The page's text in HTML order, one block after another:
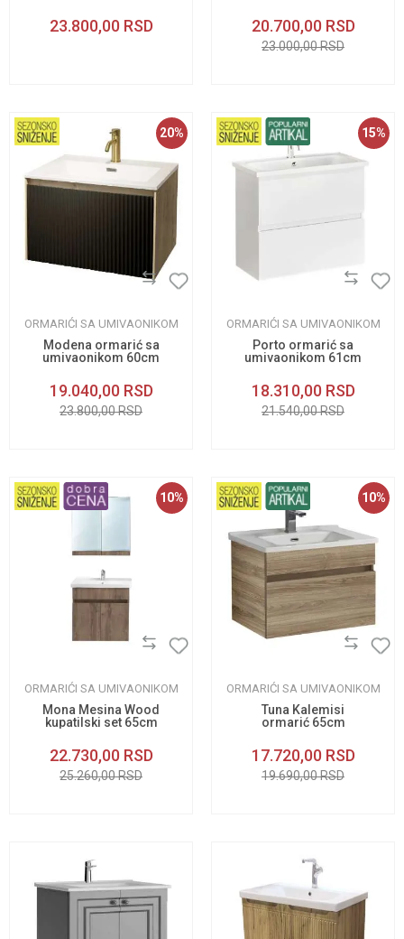
23.800,00 RSD 20.700,00 RSD
23.000,00RSD
20%
ORMARIĆI SA UMIVAONIKOM
Modena ormarić sa
umivaonikom 60cm
19.040,00 RSD
23.800,00RSD
15%
ORMARIĆI SA UMIVAONIKOM
Porto ormarić sa
umivaonikom 61cm
18.310,00 RSD
21.540,00RSD
10%
ORMARIĆI SA UMIVAONIKOM
Mona Mesina Wood
kupatilski set 65cm
22.730,00 RSD
25.260,00RSD
10%
ORMARIĆI SA UMIVAONIKOM
Tuna Kalemisi
ormarić 65cm
17.720,00 RSD
19.690,00RSD